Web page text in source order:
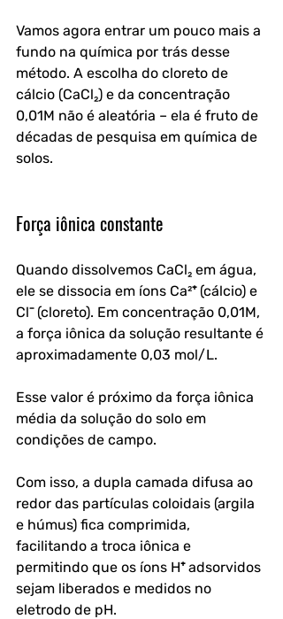
Vamos agora entrar um pouco mais a
fundo na química por trás desse
método. A escolha do cloreto de
cálcio (CaCl₂) e da concentração
0,01M não é aleatória – ela é fruto de
décadas de pesquisa em química de
solos.
Força iônica constante
Quando dissolvemos CaCl₂ em água,
ele se dissocia em íons Ca²⁺ (cálcio) e
Cl⁻ (cloreto). Em concentração 0,01M,
a força iônica da solução resultante é
aproximadamente 0,03 mol/L.
Esse valor é próximo da força iônica
média da solução do solo em
condições de campo.
Com isso, a dupla camada difusa ao
redor das partículas coloidais (argila
e húmus) fica comprimida,
facilitando a troca iônica e
permitindo que os íons H⁺ adsorvidos
sejam liberados e medidos no
eletrodo de pH.